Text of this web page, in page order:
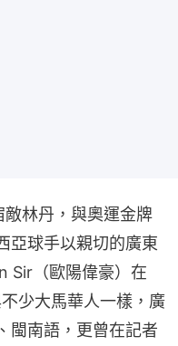
林丹，與奧運金牌
亞球手以親切的廣東
Sir（歐陽偉豪）在
少大馬華人一樣，廣
閩南語，更曾在記者